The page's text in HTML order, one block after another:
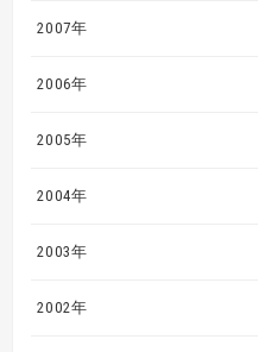
2007年
2006年
2005年
2004年
2003年
2002年